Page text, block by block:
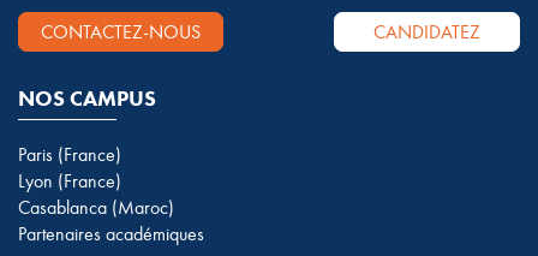
CONTACTEZ-NOUS CANDIDATEZ
NOS CAMPUS
Paris (France)
Lyon (France)
Casablanca (Maroc)
Partenaires académiques